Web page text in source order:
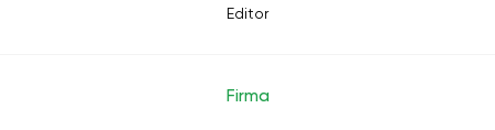
Editor
Firma